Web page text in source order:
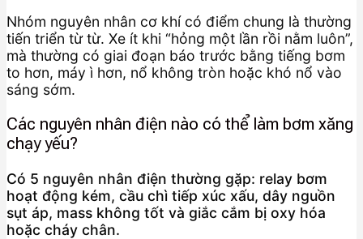
Nhóm nguyên nhân cơ khí có điểm chung là thường
tiến triển từ từ. Xe ít khi “hỏng một lần rồi nằm luôn”,
mà thường có giai đoạn báo trước bằng tiếng bơm
to hơn, máy ì hơn, nổ không tròn hoặc khó nổ vào
sáng sớm.
Các nguyên nhân điện nào có thể làm bơm xăng
chạy yếu?
Có 5 nguyên nhân điện thường gặp: relay bơm
hoạt động kém, cầu chì tiếp xúc xấu, dây nguồn
sụt áp, mass không tốt và giắc cắm bị oxy hóa
hoặc cháy chân.